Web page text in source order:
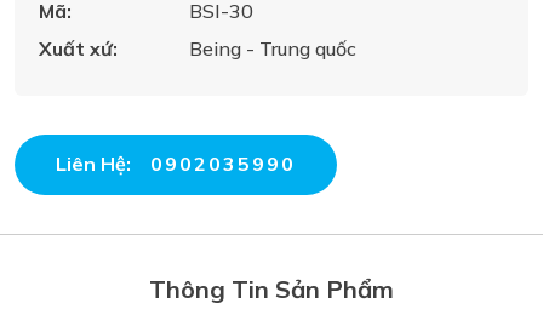
Mã:
BSI-30
Xuất xứ:
Being - Trung quốc
Liên Hệ: 0902035990
Thông Tin Sản Phẩm